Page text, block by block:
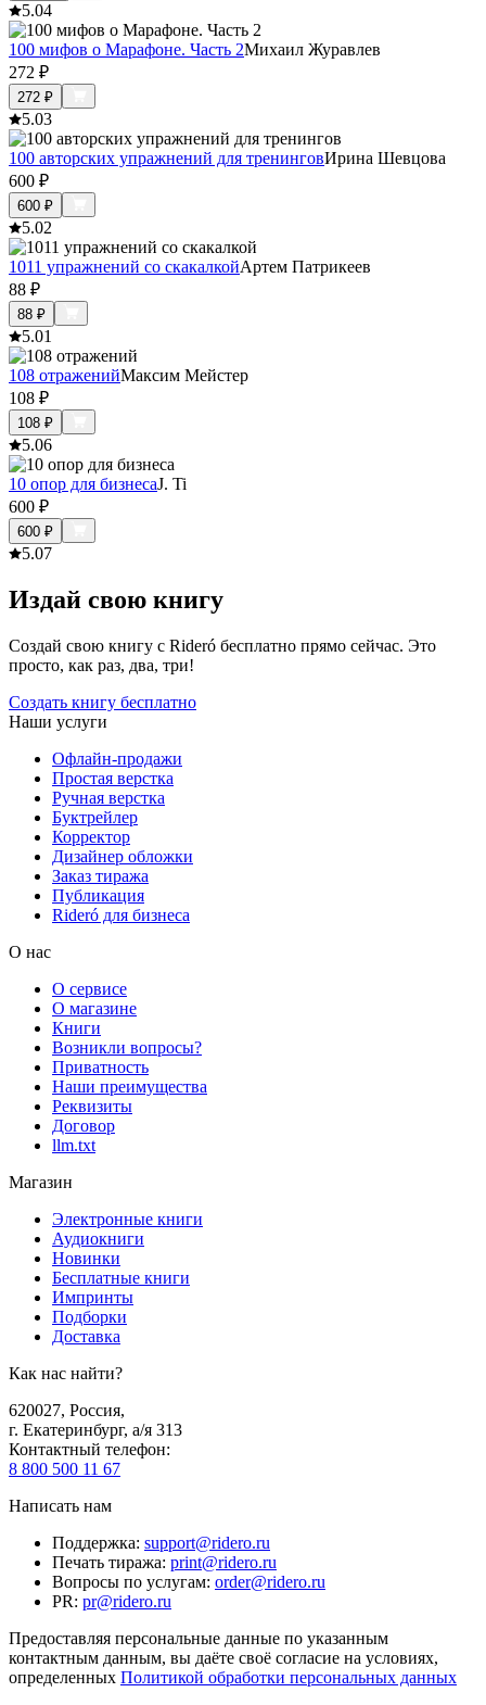
5.04
100 мифов о Марафоне. Часть 2Михаил Журавлев
272 ₽
272 ₽
5.03
100 авторских упражнений для тренинговИрина Шевцова
600 ₽
600 ₽
5.02
1011 упражнений со скакалкойАртем Патрикеев
88 ₽
88 ₽
5.01
108 отраженийМаксим Мейстер
108 ₽
108 ₽
5.06
10 опор для бизнесаJ. Ti
600 ₽
600 ₽
5.07
Издай свою книгу
Создай свою книгу с Rideró бесплатно прямо сейчас. Это
просто, как раз, два, три!
Создать книгу бесплатно
Наши услуги
Офлайн-продажи
Простая верстка
Ручная верстка
Буктрейлер
Корректор
Дизайнер обложки
Заказ тиража
Публикация
Rideró для бизнеса
О нас
О сервисе
О магазине
Книги
Возникли вопросы?
Приватность
Наши преимущества
Реквизиты
Договор
llm.txt
Магазин
Электронные книги
Аудиокниги
Новинки
Бесплатные книги
Импринты
Подборки
Доставка
Как нас найти?
620027, Россия,
г. Екатеринбург, а/я 313
Контактный телефон:
8 800 500 11 67
Написать нам
Поддержка: support@ridero.ru
Печать тиража: print@ridero.ru
Вопросы по услугам: order@ridero.ru
PR: pr@ridero.ru
Предоставляя персональные данные по указанным
контактным данным, вы даёте своё согласие на условиях,
определенных Политикой обработки персональных данных